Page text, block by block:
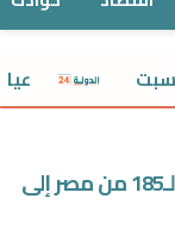
عيار 21 مفاجأة.. استقرار سعر الذهب اليوم السبت
انطلاق القافلة الإنسانية “زاد العزة” الـ185 من مصر إلى